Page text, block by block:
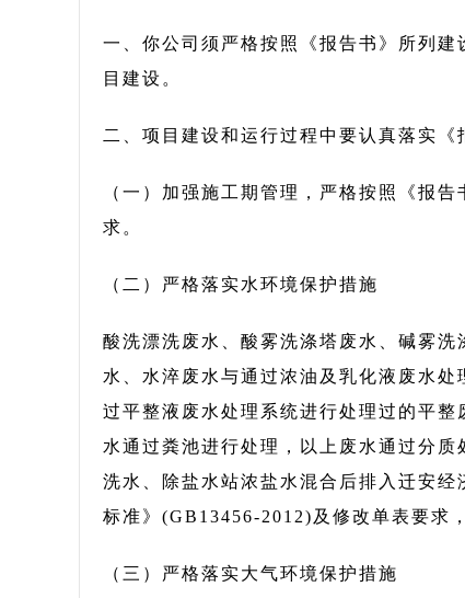
一、你公司须严格按照《报告书》所列
目建设。
二、项目建设和运行过程中要认真落实
（一）加强施工期管理，严格按照《报
求。
（二）严格落实水环境保护措施
酸洗漂洗废水、酸雾洗涤塔废水、碱雾
水、水淬废水与通过浓油及乳化液废水
过平整液废水处理系统进行处理过的平
水通过粪池进行处理，以上废水通过分
洗水、除盐水站浓盐水混合后排入迁安
标准》(GB13456-2012)及修改单表要求
（三）严格落实大气环境保护措施